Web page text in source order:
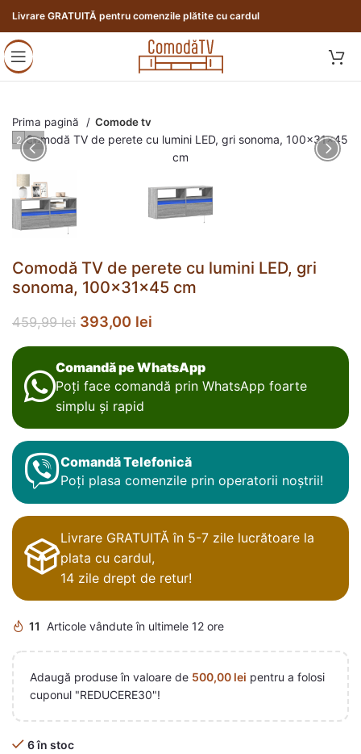
Livrare GRATUITĂ pentru comenzile plătite cu cardul
Prima pagină Comode tv
2 / 12
Comodă TV de perete cu lumini LED, gri
sonoma, 100x31x45 cm
459,99lei 393,00 lei
Comandă pe WhatsApp
Poți face comandă prin WhatsApp foarte
simplu și rapid
Comandă Telefonică
Poți plasa comenzile prin operatorii noștrii!
Livrare GRATUITĂ în 5-7 zile lucrătoare la
plata cu cardul,
14 zile drept de retur!
11 Articole vândute în ultimele 12 ore
Adaugă produse în valoare de 500,00 lei pentru a folosi
cuponul "REDUCERE30"!
6 în stoc